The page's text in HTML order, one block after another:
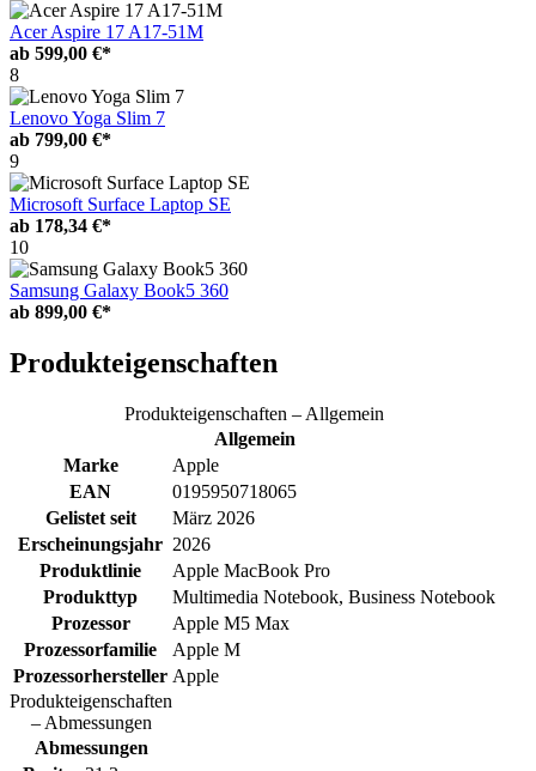
Acer Aspire 17 A17-51M
ab 599,00 €*
8
Lenovo Yoga Slim 7
ab 799,00 €*
9
Microsoft Surface Laptop SE
ab 178,34 €*
10
Samsung Galaxy Book5 360
ab 899,00 €*
Produkteigenschaften
Produkteigenschaften – Allgemein
Allgemein
Marke
Apple
EAN
0195950718065
Gelistet seit
März 2026
Erscheinungsjahr 2026
Produktlinie
Apple MacBook Pro
Produkttyp
Multimedia Notebook, Business Notebook
Prozessor
Apple M5 Max
Prozessorfamilie
Apple M
Prozessorhersteller Apple
Produkteigenschaften
– Abmessungen
Abmessungen